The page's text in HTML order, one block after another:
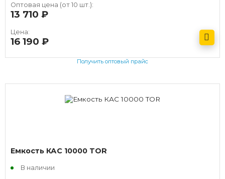
Оптовая цена (от 10 шт.):
13 710
Цена:
16 190
Получить оптовый прайс
Емкость КАС 10000 TOR
В наличии